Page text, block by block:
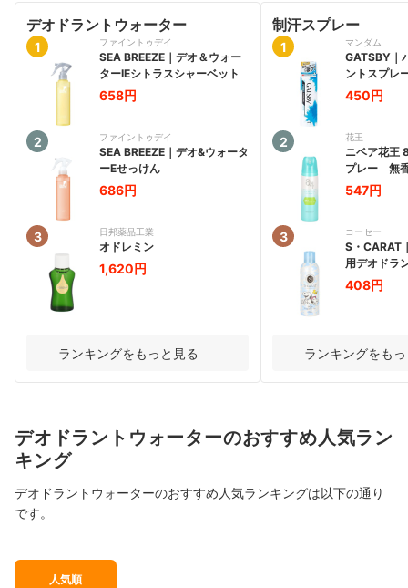
デオドラントウォーター
1 ファイントゥデイ
SEA BREEZE ｜ デオ＆ウォー
ターIEシトラスシャーベット
658円
2 ファイントゥデイ
SEA BREEZE ｜ デオ&ウォータ
ーEせっけん
686円
3 日邦薬品工業
オドレミン
1,620円
ランキングをもっと見る
制汗スプレー
1 マンダム
GATSBY ｜
ントスプレ
450円
2 花王
ニベア花王
プレー 無
547円
3 コーセー
S・CARAT
用デオドラ
レー （無香
408円
ランキングをも
デオドラントウォーターのおすすめ人気ラン
キング
デオドラントウォーターのおすすめ人気ランキングは以下の通り
です。
人気順